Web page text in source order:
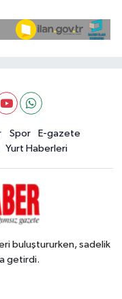
Spor
E-gazete
Yurt Haberleri
buluştururken, sadelik
getirdi.